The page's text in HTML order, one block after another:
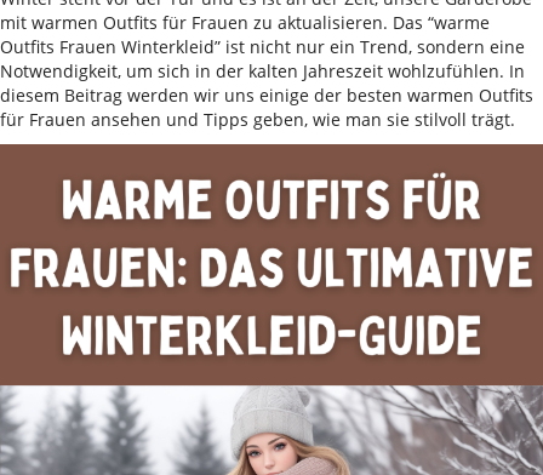
mit warmen Outfits für Frauen zu aktualisieren. Das “warme
Outfits Frauen Winterkleid” ist nicht nur ein Trend, sondern eine
Notwendigkeit, um sich in der kalten Jahreszeit wohlzufühlen. In
diesem Beitrag werden wir uns einige der besten warmen Outfits
für Frauen ansehen und Tipps geben, wie man sie stilvoll trägt.